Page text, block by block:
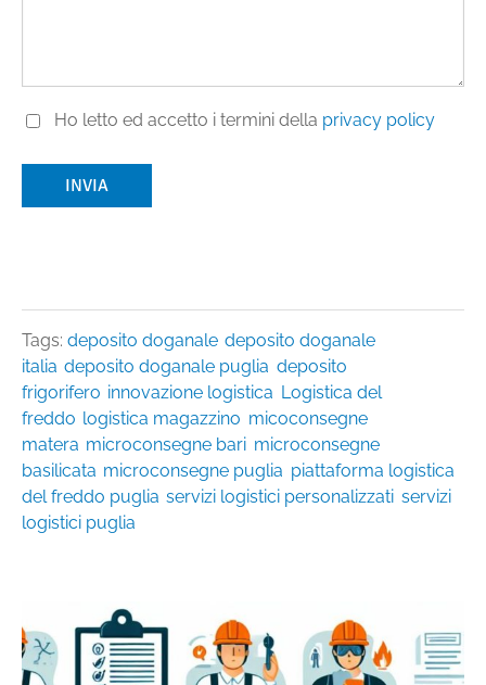
Ho letto ed accetto i termini della privacy policy
Tags: deposito doganale deposito doganale
italia deposito doganale puglia deposito
frigorifero innovazione logistica Logistica del
freddo logistica magazzino micoconsegne
matera microconsegne bari microconsegne
basilicata microconsegne puglia piattaforma logistica
del freddo puglia servizi logistici personalizzati servizi
logistici puglia